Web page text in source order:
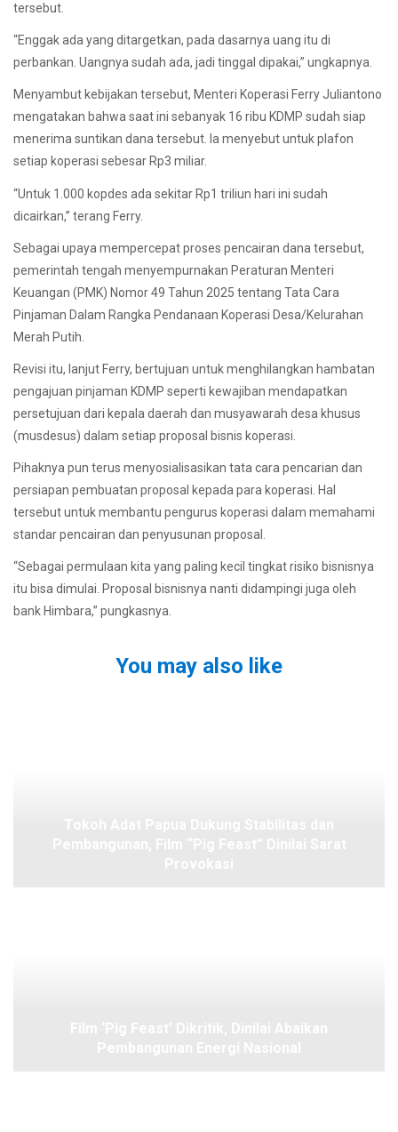
tersebut.
“Enggak ada yang ditargetkan, pada dasarnya uang itu di
perbankan. Uangnya sudah ada, jadi tinggal dipakai,” ungkapnya.
Menyambut kebijakan tersebut, Menteri Koperasi Ferry Juliantono
mengatakan bahwa saat ini sebanyak 16 ribu KDMP sudah siap
menerima suntikan dana tersebut. Ia menyebut untuk plafon
setiap koperasi sebesar Rp3 miliar.
“Untuk 1.000 kopdes ada sekitar Rp1 triliun hari ini sudah
dicairkan,” terang Ferry.
Sebagai upaya mempercepat proses pencairan dana tersebut,
pemerintah tengah menyempurnakan Peraturan Menteri
Keuangan (PMK) Nomor 49 Tahun 2025 tentang Tata Cara
Pinjaman Dalam Rangka Pendanaan Koperasi Desa/Kelurahan
Merah Putih.
Revisi itu, lanjut Ferry, bertujuan untuk menghilangkan hambatan
pengajuan pinjaman KDMP seperti kewajiban mendapatkan
persetujuan dari kepala daerah dan musyawarah desa khusus
(musdesus) dalam setiap proposal bisnis koperasi.
Pihaknya pun terus menyosialisasikan tata cara pencarian dan
persiapan pembuatan proposal kepada para koperasi. Hal
tersebut untuk membantu pengurus koperasi dalam memahami
standar pencairan dan penyusunan proposal.
“Sebagai permulaan kita yang paling kecil tingkat risiko bisnisnya
itu bisa dimulai. Proposal bisnisnya nanti didampingi juga oleh
bank Himbara,” pungkasnya.
You may also like